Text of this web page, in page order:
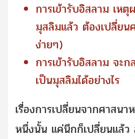
การเข้ารับอิสลาม เห
มุสลิมแล้ว ต้องเปลี่ยน
ง่ายๆ)
การเข้ารับอิสลาม จะก
เป็นมุสลิมได้อย่างไร
เรื่องการเปลี่ยนจากศาสน
หนึ่งนั้น แค่นึกก็เปลี่ยนแล้